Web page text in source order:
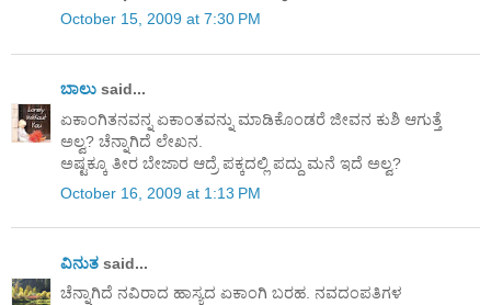
October 15, 2009 at 7:30 PM
ಬಾಲು said...
ಏಕಾಂಗಿತನವನ್ನ ಏಕಾಂತವನ್ನು ಮಾಡಿಕೊಂಡರೆ ಜೀವನ ಕುಶಿ ಆಗುತ್ತೆ
ಅಲ್ವ? ಚೆನ್ನಾಗಿದೆ ಲೇಖನ.
ಅಷ್ಟಕ್ಕೂ ತೀರ ಬೇಜಾರ ಆದ್ರೆ ಪಕ್ಕದಲ್ಲಿ ಪದ್ದು ಮನೆ ಇದೆ ಅಲ್ವ?
October 16, 2009 at 1:13 PM
ವಿನುತ said...
ಚೆನ್ನಾಗಿದೆ ನವಿರಾದ ಹಾಸ್ಯದ ಏಕಾಂಗಿ ಬರಹ. ನವದಂಪತಿಗಳ